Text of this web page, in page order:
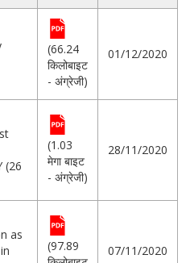
(66.24
किलोबाइट
- अंग्रेजी)
01/12/2020
(26
(1.03
मेगा बाइट
- अंग्रेजी)
28/11/2020
as
(97.89
07/11/2020